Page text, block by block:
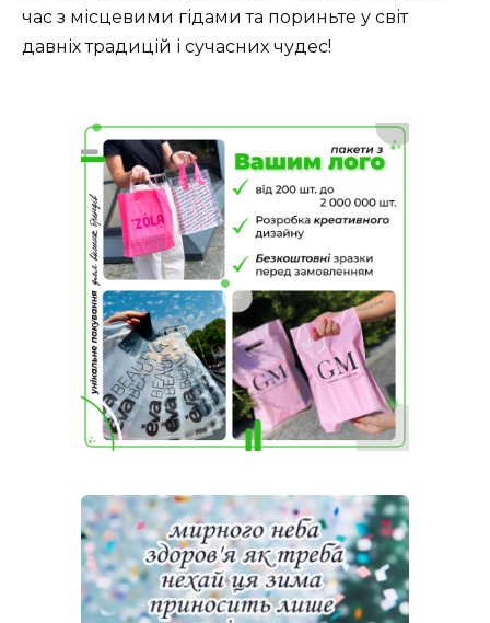
час з місцевими гідами та пориньте у світ
давніх традицій і сучасних чудес!